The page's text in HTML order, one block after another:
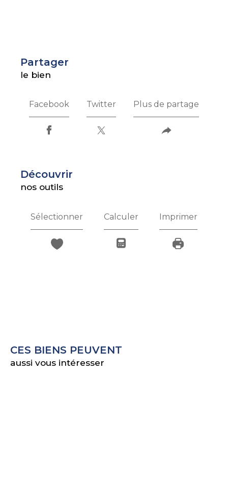
partager
le bien
Facebook Twitter Plus de partage
découvrir
nos outils
Sélectionner Calculer Imprimer
CES BIENS PEUVENT
aussi vous intéresser